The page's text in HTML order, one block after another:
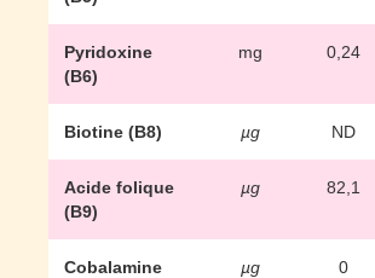
Pyridoxine
(B6)
mg 0,24
Biotine (B8) µg ND
Acide folique
(B9)
µg 82,1
Cobalamine
µg 0